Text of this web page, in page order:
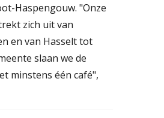
Haspengouw. "Onze
zich uit van
en van Hasselt tot
slaan we de
minstens één café",